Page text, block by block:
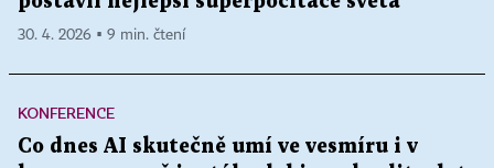
30. 4. 2026 ▪ 9 min. čtení
KONFERENCE
Co dnes AI skutečně umí ve vesmíru i v